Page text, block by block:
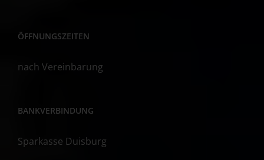
ÖFFNUNGSZEITEN
nach Vereinbarung
BANKVERBINDUNG
Sparkasse Duisburg